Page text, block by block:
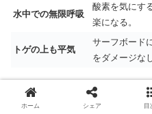
水中での無限呼吸
酸素を気にす
楽になる。
トゲの上も平気
サーフボード
をダメージな
これらの能力のおかげで、
ホーム シェア 目